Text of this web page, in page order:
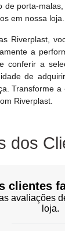
de porta-
em nossa loja.
Riverplast,
a
conferir a
de
Transforme
Riverplast.
dos
clientes
avaliações
loja.